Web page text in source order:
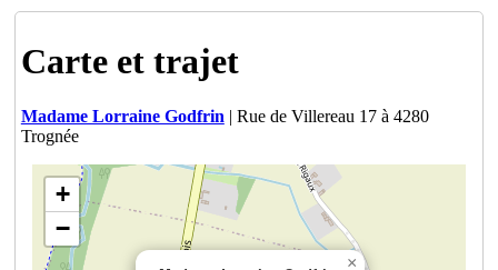
Carte et trajet
Madame Lorraine Godfrin | Rue de Villereau 17 à 4280
Trognée
×
+
−